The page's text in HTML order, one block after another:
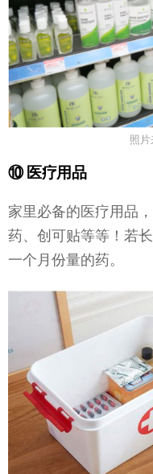
照片
⑩ 医疗用品
家里必备的医疗用品
药、创可贴等等！若
一个月份量的药。